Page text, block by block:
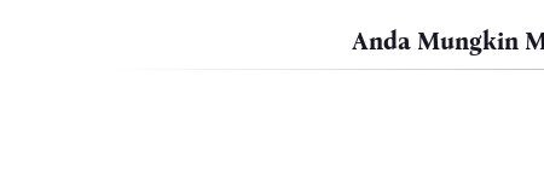
Anda Mungkin